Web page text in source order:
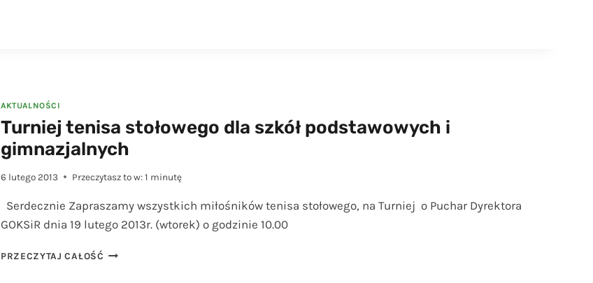
AKTUALNOŚCI
Turniej tenisa stołowego dla szkół podstawowych i
gimnazjalnych
6 lutego 2013 Przeczytasz to w: 1 minutę
Serdecznie Zapraszamy wszystkich miłośników tenisa stołowego, na Turniej o Puchar Dyrektora
GOKSiR dnia 19 lutego 2013r. (wtorek) o godzinie 10.00
PRZECZYTAJ CAŁOŚĆ TURNIEJ